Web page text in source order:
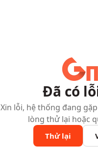
Đã có
Xin lỗi, hệ thống đang
lòng thử lại hoặc
Thử lại